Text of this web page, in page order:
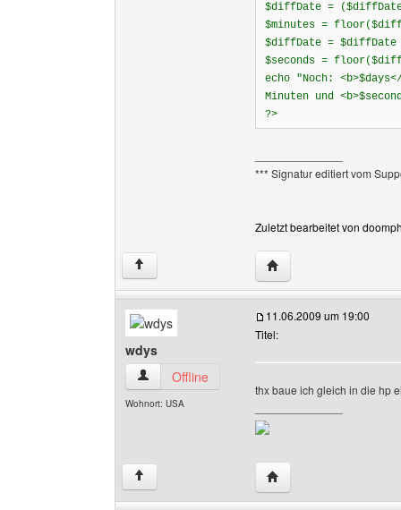
$diffDate =
$minutes =
$diffDate = $diffDate
$seconds =
echo "Noch:
Minuten und
?>
*** Signatur editiert vom
Zuletzt bearbeitet von
↑ Website dieses
wdys
wdys Benutzer-Profile anzeigen
Offline
Wohnort: USA
11.06.2009 um 19:00
Titel:
thx baue ich gleich in die hp
↑ Website dieses